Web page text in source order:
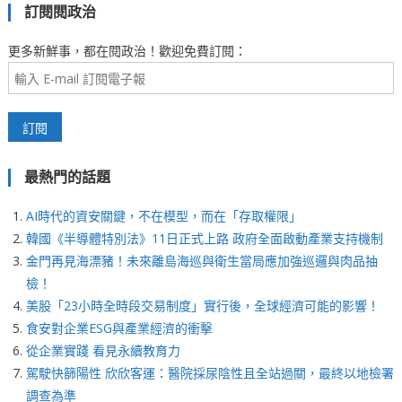
訂閱閱政治
更多新鮮事，都在閱政治！歡迎免費訂閱：
最熱門的話題
AI時代的資安關鍵，不在模型，而在「存取權限」
韓國《半導體特別法》11日正式上路 政府全面啟動產業支持機制
金門再見海漂豬！未來離島海巡與衛生當局應加強巡邏與肉品抽
檢！
美股「23小時全時段交易制度」實行後，全球經濟可能的影響！
食安對企業ESG與產業經濟的衝擊
從企業實踐 看見永續教育力
駕駛快篩陽性 欣欣客運：醫院採尿陰性且全站過關，最終以地檢署
調查為準